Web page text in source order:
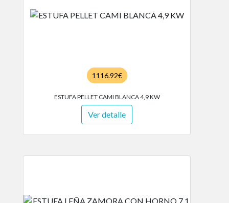
1116.92€
ESTUFA PELLET CAMI BLANCA 4,9 KW
Ver detalle